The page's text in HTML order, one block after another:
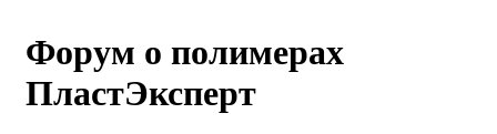
Форум о полимерах
ПластЭксперт